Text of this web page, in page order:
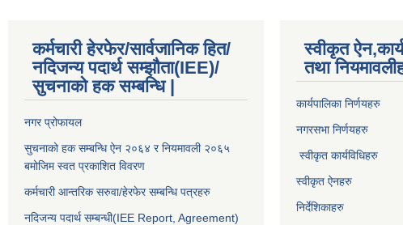
कर्मचारी हेरफेर/सार्वजानिक हित/
नदिजन्य पदार्थ सम्झौता(IEE)/
सुचनाको हक सम्बन्धि |
नगर प्रोफायल
सुचनाको हक सम्बन्धि ऐन २०६४ र नियमावली २०६५
बमोजिम स्वत प्रकाशित विवरण
कर्मचारी आन्तरिक सरुवा/हेरफेर सम्बन्धि पत्रहरु
नदिजन्य पदार्थ सम्बन्धी(IEE Report, Agreement)​
स्वीकृत
तथा
कार्यपालिका निर्णयहरु
नगरसभा निर्णयहरु
स्वीकृत कार्यविधिहरु
स्वीकृत ऐनहरु
निर्देशिकाहरु